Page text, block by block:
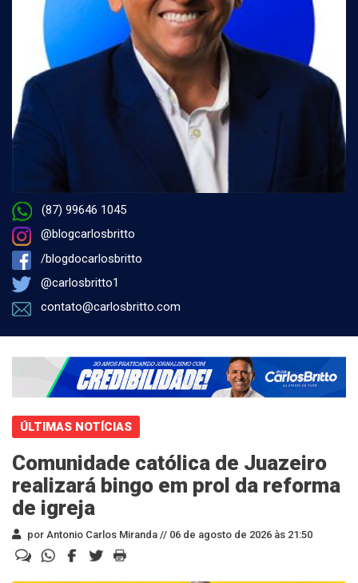
(87) 99646 1045
@blogcarlosbritto
/blogdocarlosbritto
@carlosbritto1
contato@carlosbritto.com
ÚLTIMAS NOTÍCIAS
Comunidade católica de Juazeiro
realizará bingo em prol da reforma
de igreja
por Antonio Carlos Miranda // 06 de agosto de 2026 às 21:50